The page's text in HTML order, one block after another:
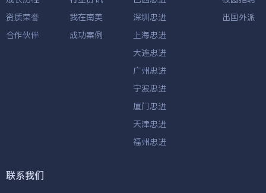
资质荣誉
合作伙伴
我在南美
成功案例
深圳忠进
上海忠进
大连忠进
广州忠进
宁波忠进
厦门忠进
天津忠进
福州忠进
出国外派
联系我们